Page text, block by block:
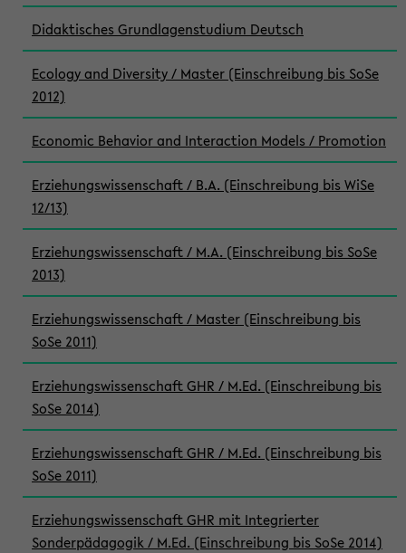
Didaktisches Grundlagenstudium Deutsch
Ecology and Diversity / Master (Einschreibung bis SoSe
2012)
Economic Behavior and Interaction Models / Promotion
Erziehungswissenschaft / B.A. (Einschreibung bis WiSe
12/13)
Erziehungswissenschaft / M.A. (Einschreibung bis SoSe
2013)
Erziehungswissenschaft / Master (Einschreibung bis
SoSe 2011)
Erziehungswissenschaft GHR / M.Ed. (Einschreibung bis
SoSe 2014)
Erziehungswissenschaft GHR / M.Ed. (Einschreibung bis
SoSe 2011)
Erziehungswissenschaft GHR mit Integrierter
Sonderpädagogik / M.Ed. (Einschreibung bis SoSe 2014)